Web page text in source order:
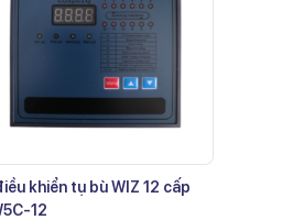
khiển tụ bù WIZ 12 cấp
12